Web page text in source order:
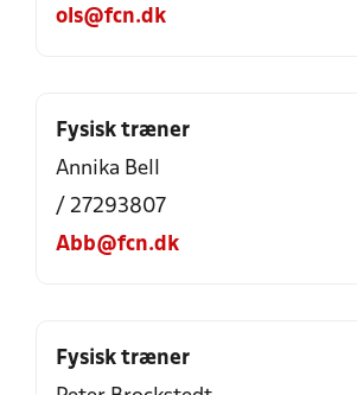
ols@fcn.dk
Fysisk træner
Annika Bell
/ 27293807
Abb@fcn.dk
Fysisk træner